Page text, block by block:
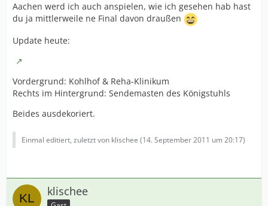
Aachen werd ich auch anspielen, wie ich gesehen hab hast
du ja mittlerweile ne Final davon draußen
Update heute:
Vordergrund: Kohlhof & Reha-Klinikum
Rechts im Hintergrund: Sendemasten des Königstuhls
Beides ausdekoriert.
Einmal editiert, zuletzt von klischee (14. September 2011 um 20:17)
klischee